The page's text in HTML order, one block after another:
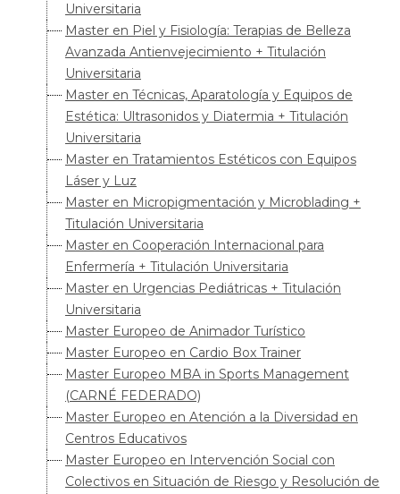
Universitaria
Master en Piel y Fisiología: Terapias de Belleza
Avanzada Antienvejecimiento + Titulación
Universitaria
Master en Técnicas, Aparatología y Equipos de
Estética: Ultrasonidos y Diatermia + Titulación
Universitaria
Master en Tratamientos Estéticos con Equipos
Láser y Luz
Master en Micropigmentación y Microblading +
Titulación Universitaria
Master en Cooperación Internacional para
Enfermería + Titulación Universitaria
Master en Urgencias Pediátricas + Titulación
Universitaria
Master Europeo de Animador Turístico
Master Europeo en Cardio Box Trainer
Master Europeo MBA in Sports Management
(CARNÉ FEDERADO)
Master Europeo en Atención a la Diversidad en
Centros Educativos
Master Europeo en Intervención Social con
Colectivos en Situación de Riesgo y Resolución de